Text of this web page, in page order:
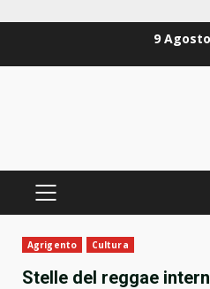
9
PRIMÄRES
Agrigento Cultura
Stelle del reggae